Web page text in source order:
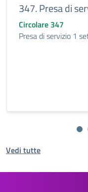
347. Presa di
Circolare 347
Presa di servizio 1
Vedi tutte